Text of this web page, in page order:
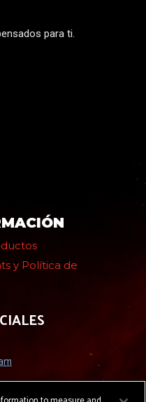
para ti.
y Política de